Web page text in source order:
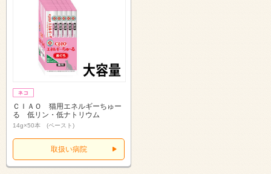
ＣＩＡＯ 猫用エネルギーちゅー
る 低リン・低ナトリウム
14g×50本 (ペースト)
取扱い病院